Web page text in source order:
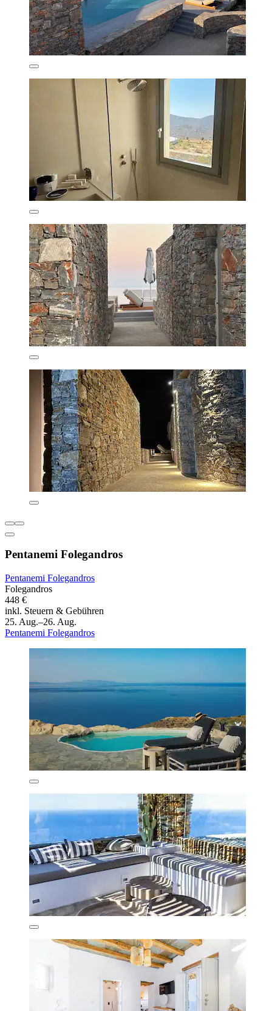
Pentanemi Folegandros
Pentanemi Folegandros
Folegandros
448 €
inkl. Steuern & Gebühren
25. Aug.–26. Aug.
Pentanemi Folegandros